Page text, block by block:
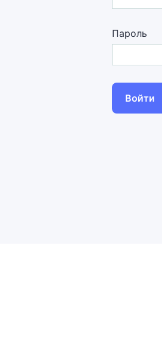
Пароль
Войти